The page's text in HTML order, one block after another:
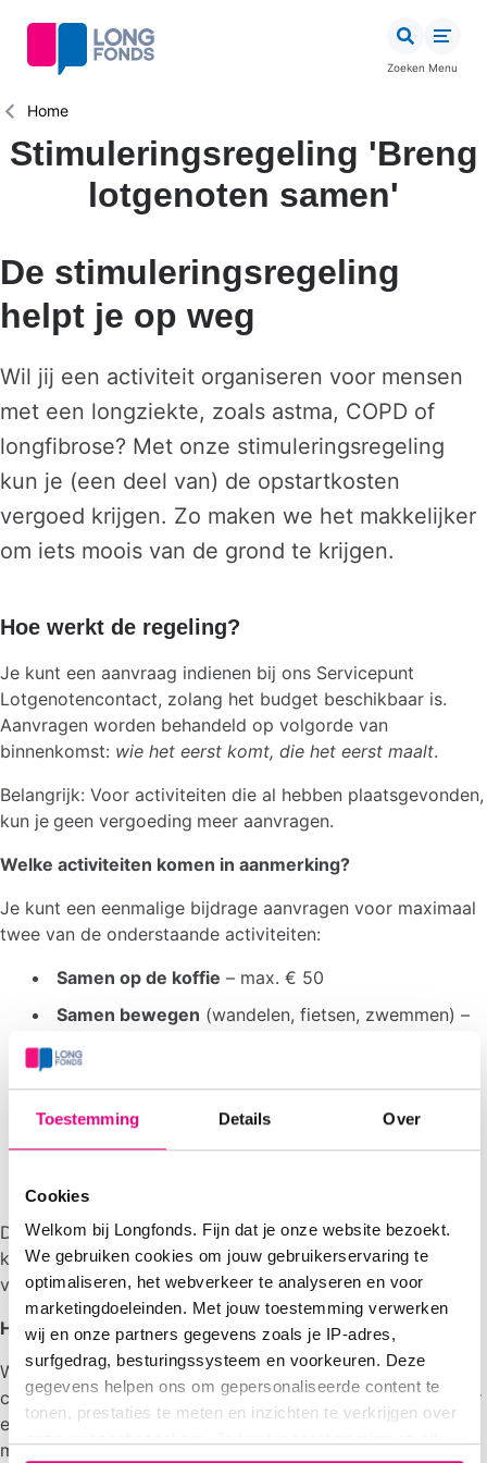
Toestemming Details Over
Cookies
Welkom bij Longfonds. Fijn dat je onze website bezoekt.
We gebruiken cookies om jouw gebruikerservaring te
optimaliseren, het webverkeer te analyseren en voor
marketingdoeleinden. Met jouw toestemming verwerken
wij en onze partners gegevens zoals je IP-adres,
surfgedrag, besturingssysteem en voorkeuren. Deze
gegevens helpen ons om gepersonaliseerde content te
tonen, prestaties te meten en inzichten te verkrijgen over
inhoud
Zoeken Menu
Kruimelpad
Home
Stimuleringsregeling 'Breng
lotgenoten samen'
De stimuleringsregeling
helpt je op weg
Wil jij een activiteit organiseren voor mensen
met een longziekte, zoals astma, COPD of
longfibrose? Met onze stimuleringsregeling
kun je (een deel van) de opstartkosten
vergoed krijgen. Zo maken we het makkelijker
om iets moois van de grond te krijgen.
Hoe werkt de regeling?
Je kunt een aanvraag indienen bij ons Servicepunt
Lotgenotencontact, zolang het budget beschikbaar is.
Aanvragen worden behandeld op volgorde van
binnenkomst: wie het eerst komt, die het eerst maalt.
Belangrijk: Voor activiteiten die al hebben plaatsgevonden,
kun je geen vergoeding meer aanvragen.
Welke activiteiten komen in aanmerking?
Je kunt een eenmalige bijdrage aanvragen voor maximaal
twee van de onderstaande activiteiten:
Samen op de koffie – max. € 50
Samen bewegen (wandelen, fietsen, zwemmen) –
Samen eropuit
– max. € 200
Samen spelletjes doen– max. € 200
Themabijeenkomsten
De bijdrage kun je gebruiken voor kosten zoals zaalhuur,
koffie/thee, werving en promotie, materialen, vergoeding
van een gastspreker of begeleider, en organisatiekosten.
Hoe vraag je het aan?
Wil je meer weten of een aanvraag indienen? Neem dan
contact op met ons Servicepunt Lotgenotencontact. Stuur
een e-mail naar lotgenotencontact@longfonds.nl of bel
met(033) 434 1292